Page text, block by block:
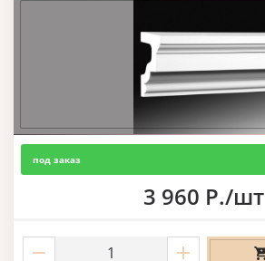
под заказ
3 960 Р./шт